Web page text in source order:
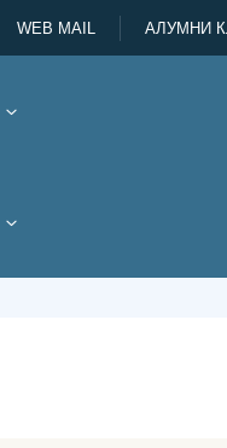
WEB MAIL АЛУМНИ